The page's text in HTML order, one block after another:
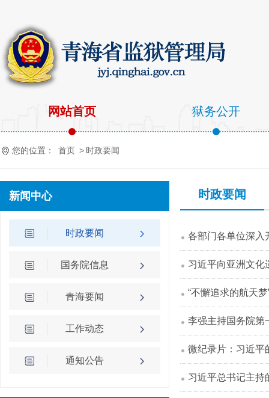
网站首页 狱务公开
您的位置： 首页 > 时政要闻
新闻中心
时政要闻
国务院信息
青海要闻
工作动态
通知公告
时政要闻
各部门各单位深入
习近平向亚洲文化
“不懈追求的航天
李强主持国务院第
微纪录片：习近平
习近平总书记主持